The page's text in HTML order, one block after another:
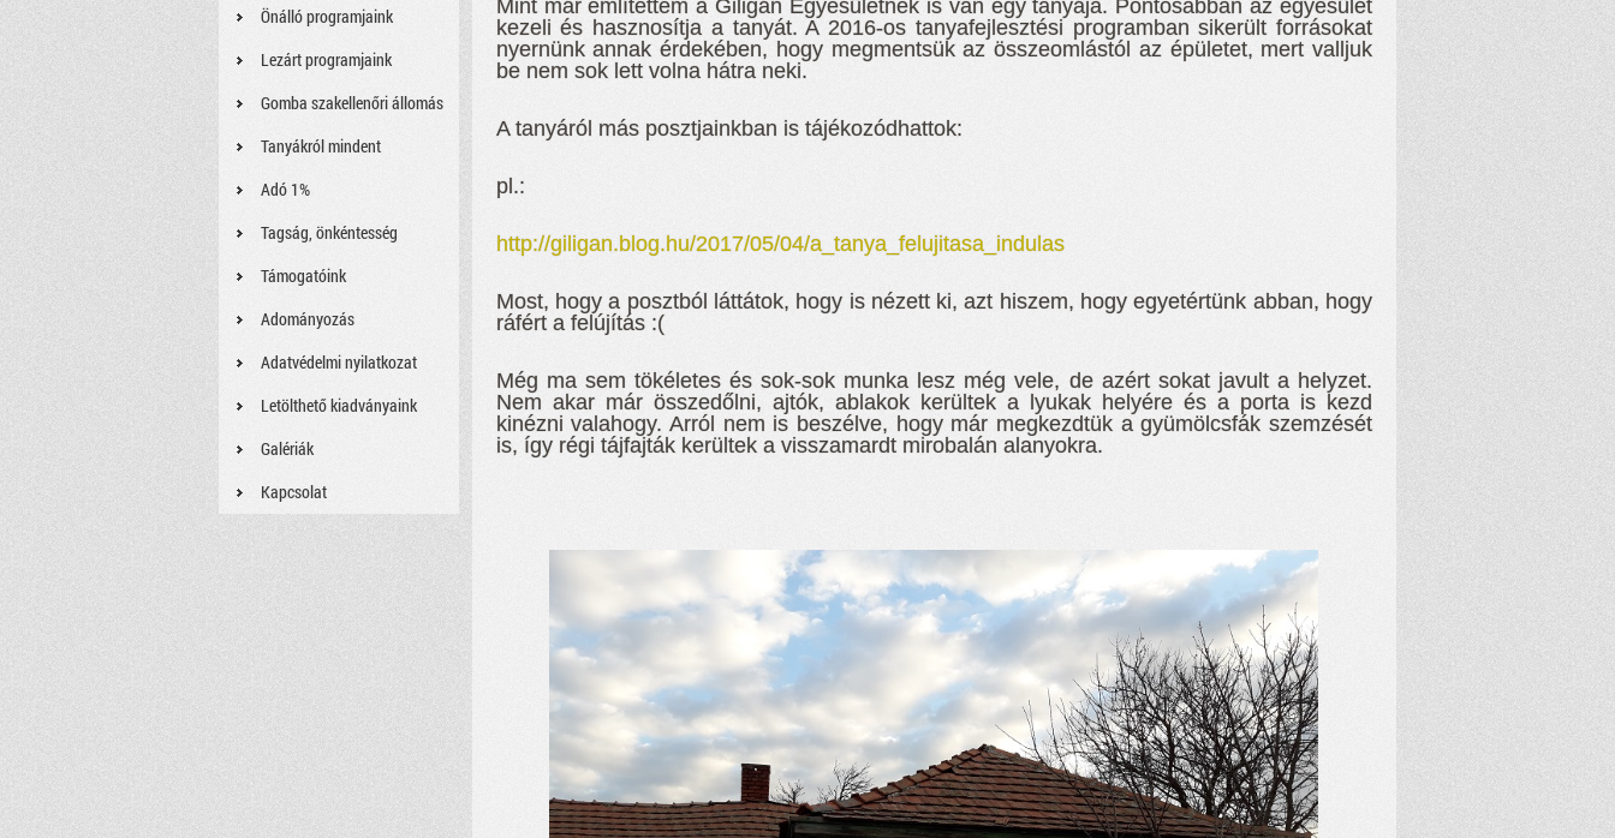
Önálló programjaink
Lezárt programjaink
Gomba szakellenőri állomás
Tanyákról mindent
Adó 1%
Tagság, önkéntesség
Támogatóink
Adományozás
Adatvédelmi nyilatkozat
Letölthető kiadványaink
Galériák
Kapcsolat
Mint már említettem a Giligán Egyesületnek is van egy tanyája. Pontosabban az egyesület
kezeli és hasznosítja a tanyát. A 2016-os tanyafejlesztési programban sikerült forrásokat
nyernünk annak érdekében, hogy megmentsük az összeomlástól az épületet, mert valljuk
be nem sok lett volna hátra neki.
A tanyáról más posztjainkban is tájékozódhattok:
pl.:
http://giligan.blog.hu/2017/05/04/a_tanya_felujitasa_indulas
Most, hogy a posztból láttátok, hogy is nézett ki, azt hiszem, hogy egyetértünk abban, hogy
ráfért a felújítás :(
Még ma sem tökéletes és sok-sok munka lesz még vele, de azért sokat javult a helyzet.
Nem akar már összedőlni, ajtók, ablakok kerültek a lyukak helyére és a porta is kezd
kinézni valahogy. Arról nem is beszélve, hogy már megkezdtük a gyümölcsfák szemzését
is, így régi tájfajták kerültek a visszamardt mirobalán alanyokra.